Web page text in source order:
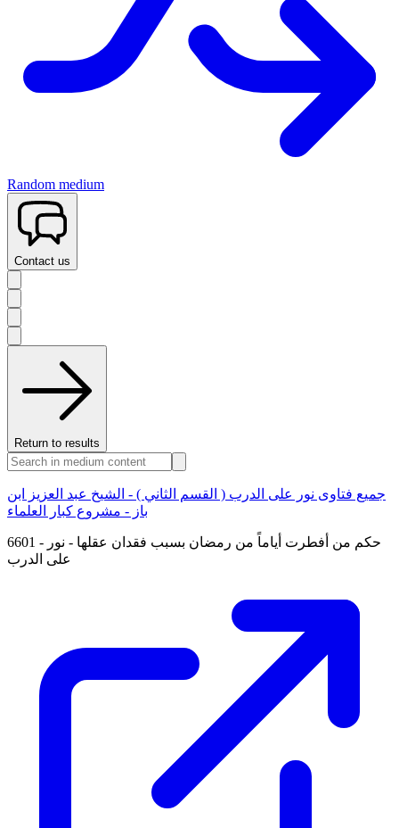
Random medium
Contact us
Return to results
جميع فتاوى نور على الدرب ( القسم الثاني ) - الشيخ عبد العزيز ابن
باز - مشروع كبار العلماء
6601 - حكم من أفطرت أياماً من رمضان بسبب فقدان عقلها - نور
على الدرب